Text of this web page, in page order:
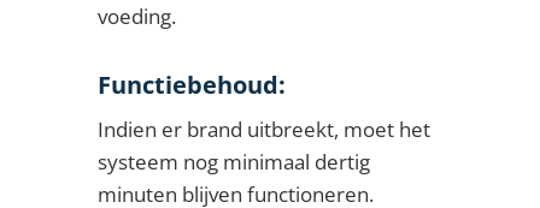
voeding.
Functiebehoud:
Indien er brand uitbreekt, moet het
systeem nog minimaal dertig
minuten blijven functioneren.